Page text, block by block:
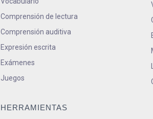
Comprensión de lectura
Comprensión auditiva
Expresión escrita
Exámenes
Juegos
HERRAMIENTAS